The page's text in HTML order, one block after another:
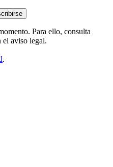
Para ello, consulta
el aviso legal.
.